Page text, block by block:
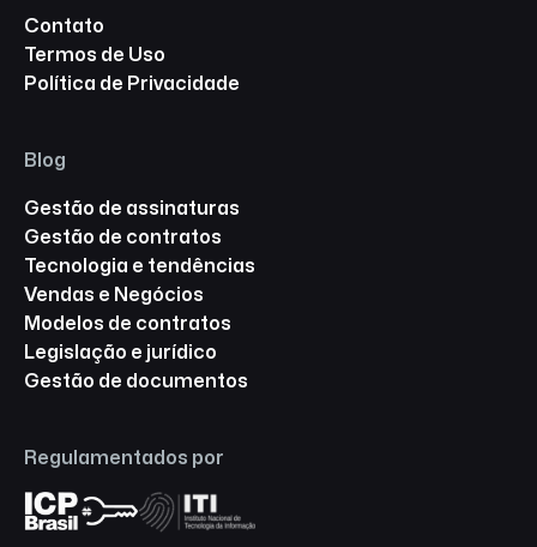
Contato
Termos de Uso
Política de Privacidade
Blog
Gestão de assinaturas
Gestão de contratos
Tecnologia e tendências
Vendas e Negócios
Modelos de contratos
Legislação e jurídico
Gestão de documentos
Regulamentados por